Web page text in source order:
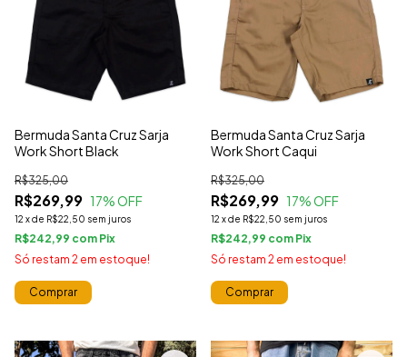
Bermuda Santa Cruz Sarja
Work Short Black
R$269,99
R$325,00
17% OFF
12 xde R$22,50 sem juros
R$242,99 com
Só restam 2 em estoque!
Comprar
Bermuda Santa Cruz Sarja
Work Short Caqui
R$269,99
R$325,00
17% OFF
12 xde R$22,50 sem juros
R$242,99 com
Só restam 2 em estoque!
Comprar